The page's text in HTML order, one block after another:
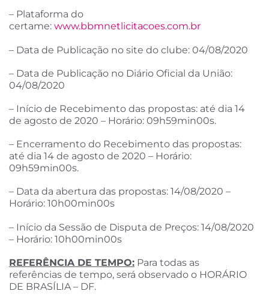
– Plataforma do
certame: www.bbmnetlicitacoes.com.br
– Data de Publicação no site do clube: 04/08/2020
– Data de Publicação no Diário Oficial da União:
04/08/2020
– Início de Recebimento das propostas: até dia 14
de agosto de 2020 – Horário: 09h59min00s.
– Encerramento do Recebimento das propostas:
até dia 14 de agosto de 2020 – Horário:
09h59min00s.
– Data da abertura das propostas: 14/08/2020 –
Horário: 10h00min00s
– Início da Sessão de Disputa de Preços: 14/08/2020
– Horário: 10h00min00s
REFERÊNCIA DE TEMPO: Para todas as
referências de tempo, será observado o HORÁRIO
DE BRASÍLIA – DF.